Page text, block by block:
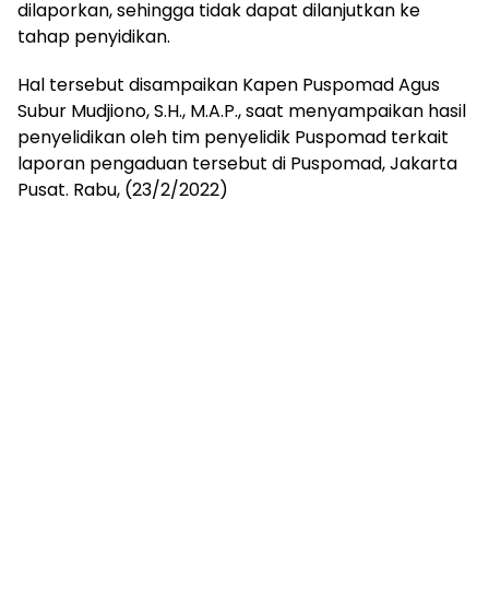
dilaporkan, sehingga tidak dapat dilanjutkan ke
tahap penyidikan.
Hal tersebut disampaikan Kapen Puspomad Agus
Subur Mudjiono, S.H., M.A.P., saat menyampaikan hasil
penyelidikan oleh tim penyelidik Puspomad terkait
laporan pengaduan tersebut di Puspomad, Jakarta
Pusat. Rabu, (23/2/2022)